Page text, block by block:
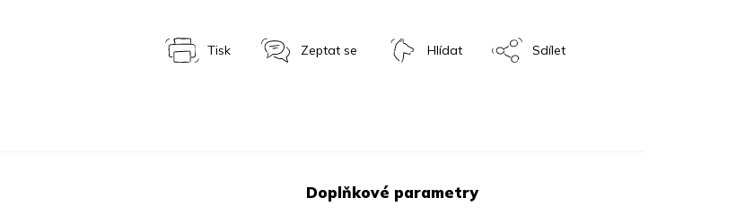
Tisk Zeptat se Hlídat Sdílet
Doplňkové parametry